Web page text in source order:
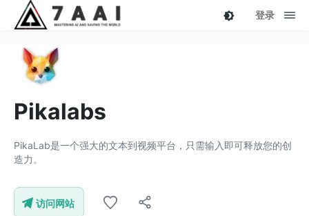
登录
Pikalabs
PikaLab是一个强大的文本到视频平台，只需输入即可释放您的创
造力。
访问网站